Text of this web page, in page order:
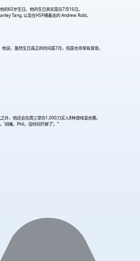
60岁生日。他的生日其实是在7月16日。
Tang, 以及在HSP横着走的 Andrew Robl。
说，虽然生日真正的时间是7月，但是也非常有意思。
，他还会在周三举办1,000刀买入8种游戏混合赛。
闭嘴，Phil，没时间开屏了’。”